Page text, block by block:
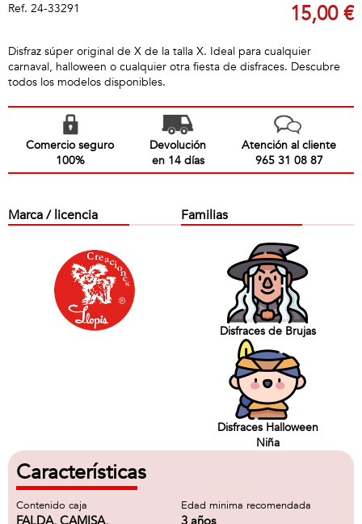
Ref. 24-33291 15,00 €
Disfraz súper original de X de la talla X. Ideal para cualquier
carnaval, halloween o cualquier otra fiesta de disfraces. Descubre
todos los modelos disponibles.
Comercio seguro
100%
Devolución
en 14 días
Atención al cliente
965 31 08 87
Marca / licencia Familias
Disfraces de Brujas
Disfraces Halloween
Niña
Características
Contenido caja
FALDA, CAMISA,
Edad minima recomendada
3 años